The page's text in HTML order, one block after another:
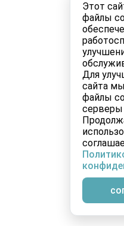
Этот
файлы
Для
сайта
файлы
серверы